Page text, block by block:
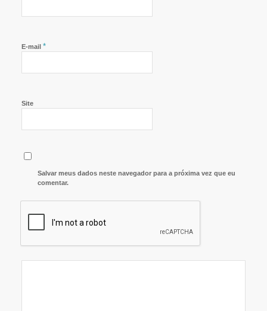
E-mail *
Site
Salvar meus dados neste navegador para a próxima vez que eu
comentar.